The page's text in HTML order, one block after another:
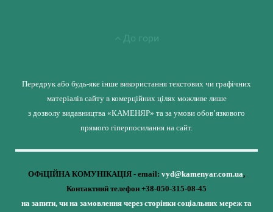
До гори
Передрук або будь-яке інше використання текстових чи графічних
матеріалів сайту в комерційних цілях можливе лише
з дозволу видавництва «КАМЕНЯР» та за умови обов’язкового
прямого гіперпосилання на сайт.
ОФіЦІЙНА КОМУНІКАЦІЯ - email: vyd@kamenyar.com.ua,
Контактний телефон +38-050-315-08-45
на запити, чи на замовлення через сторінки соціальних мереж та